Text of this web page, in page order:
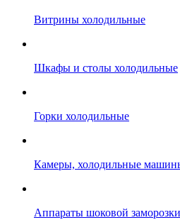
Витрины холодильные
Шкафы и столы холодильные
Горки холодильные
Камеры, холодильные
Аппараты шоковой заморозки